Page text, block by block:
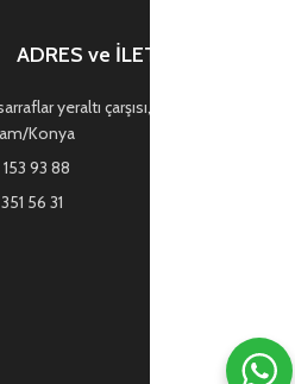
ADRES ve İLETİŞİM
yeraltı çarşısı, Mevlana Cd. no:47,
Konya
93 88
56 31